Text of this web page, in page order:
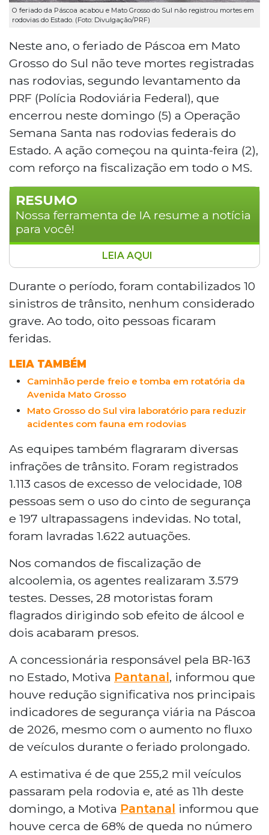
O feriado da Páscoa acabou e Mato Grosso do Sul não registrou mortes em
rodovias do Estado. (Foto: Divulgação/PRF)
Neste ano, o feriado de Páscoa em Mato
Grosso do Sul não teve mortes registradas
nas rodovias, segundo levantamento da
PRF (Polícia Rodoviária Federal), que
encerrou neste domingo (5) a Operação
Semana Santa nas rodovias federais do
Estado. A ação começou na quinta-feira (2),
com reforço na fiscalização em todo o MS.
RESUMO
Nossa ferramenta de IA resume a notícia
para você!
A Operação Semana Santa 2026 encerrou sem
registrar mortes nas rodovias federais de Mato
Grosso do Sul, segundo a PRF. Foram 10
sinistros, oito feridos e 1.622 autuações,
incluindo 1.113 por excesso de velocidade. Nos
testes de alcoolemia, 28 motoristas foram
flagrados e dois presos. Na BR-163, acidentes
caíram 68% e feridos reduziram 53% em
relação a 2025. A PM mobilizou 118 policiais,
autuou 462 veículos e realizou duas prisões.
LEIA AQUI
Durante o período, foram contabilizados 10
sinistros de trânsito, nenhum considerado
grave. Ao todo, oito pessoas ficaram
feridas.
LEIA TAMBÉM
Caminhão perde freio e tomba em rotatória da
Avenida Mato Grosso
Mato Grosso do Sul vira laboratório para reduzir
acidentes com fauna em rodovias
As equipes também flagraram diversas
infrações de trânsito. Foram registrados
1.113 casos de excesso de velocidade, 108
pessoas sem o uso do cinto de segurança
e 197 ultrapassagens indevidas. No total,
foram lavradas 1.622 autuações.
Nos comandos de fiscalização de
alcoolemia, os agentes realizaram 3.579
testes. Desses, 28 motoristas foram
flagrados dirigindo sob efeito de álcool e
dois acabaram presos.
A concessionária responsável pela BR-163
no Estado, Motiva Pantanal, informou que
houve redução significativa nos principais
indicadores de segurança viária na Páscoa
de 2026, mesmo com o aumento no fluxo
de veículos durante o feriado prolongado.
A estimativa é de que 255,2 mil veículos
passaram pela rodovia e, até as 11h deste
domingo, a Motiva Pantanal informou que
houve cerca de 68% de queda no número